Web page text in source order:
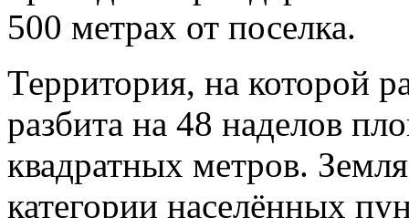
500 метрах от поселка.
Территория, на которой
разбита на 48 наделов
квадратных метров.
категории населённых